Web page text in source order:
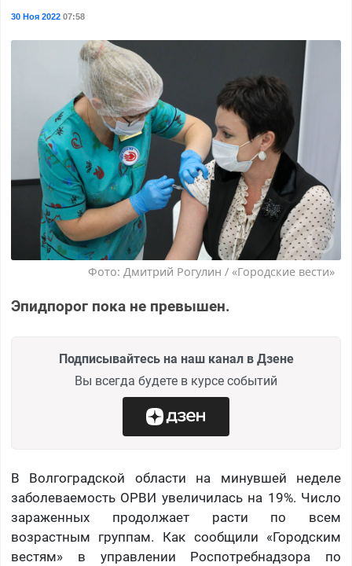
30 Ноя 202207:58
Фото: Дмитрий Рогулин / «Городские вести»
Эпидпорог пока не превышен.
Подписывайтесь на наш канал в Дзене
Вы всегда будете в курсе событий
В Волгоградской области на минувшей неделе
заболеваемость ОРВИ увеличилась на 19%. Число
зараженных продолжает расти по всем
возрастным группам. Как сообщили «Городским
вестям» в управлении Роспотребнадзора по